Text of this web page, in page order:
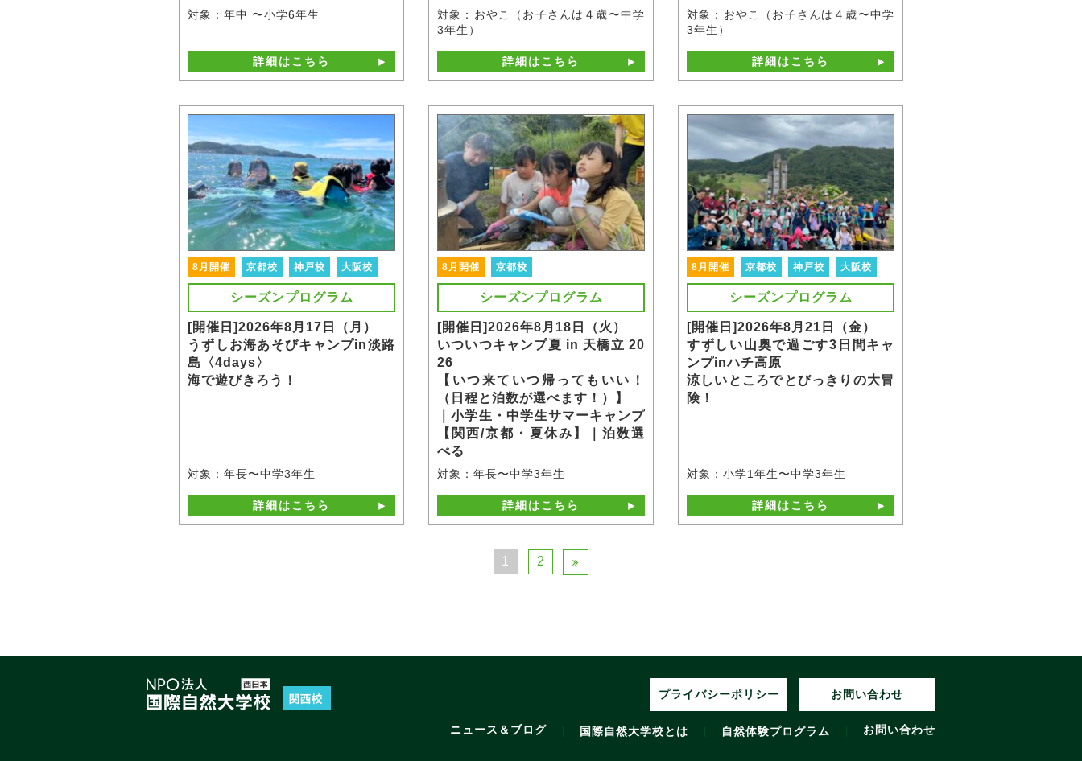
対象：年中 〜小学6年生
詳細はこちら
対象：おやこ（お子さんは４歳〜中学
3年生）
詳細はこちら
対象：おやこ（お子さんは４歳〜中学
3年生）
詳細はこちら
8月開催 京都校 神戸校 大阪校
シーズンプログラム
[開催日]2026年8月17日（月）
うずしお海あそびキャンプin淡路
島〈4days〉
海で遊びきろう！
対象：年長〜中学3年生
詳細はこちら
8月開催 京都校
シーズンプログラム
[開催日]2026年8月18日（火）
いついつキャンプ夏 in 天橋立 20
26
【いつ来ていつ帰ってもいい！
（日程と泊数が選べます！）】
｜小学生・中学生サマーキャンプ
【関西/京都・夏休み】｜泊数選
べる
対象：年長〜中学3年生
詳細はこちら
8月開催 京都校 神戸校 大阪校
シーズンプログラム
[開催日]2026年8月21日（金）
すずしい山奥で過ごす3日間キャ
ンプinハチ高原
涼しいところでとびっきりの大冒
険！
対象：小学1年生〜中学3年生
詳細はこちら
1 2
プライバシーポリシー お問い合わせ
ニュース＆ブログ 国際自然大学校とは 自然体験プログラム お問い合わせ